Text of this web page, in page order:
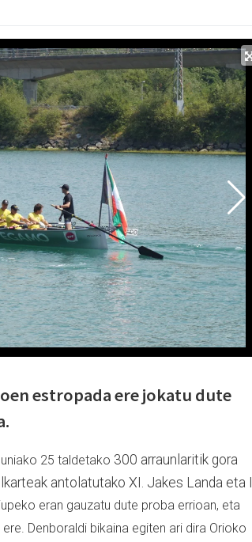
estropada ere jokatu dute
25 taldetako 300 arraunlaritik gora
antolatutako XI. Jakes Landa eta
eran gauzatu dute proba errioan, eta
Denboraldi bikaina egiten ari dira Orioko